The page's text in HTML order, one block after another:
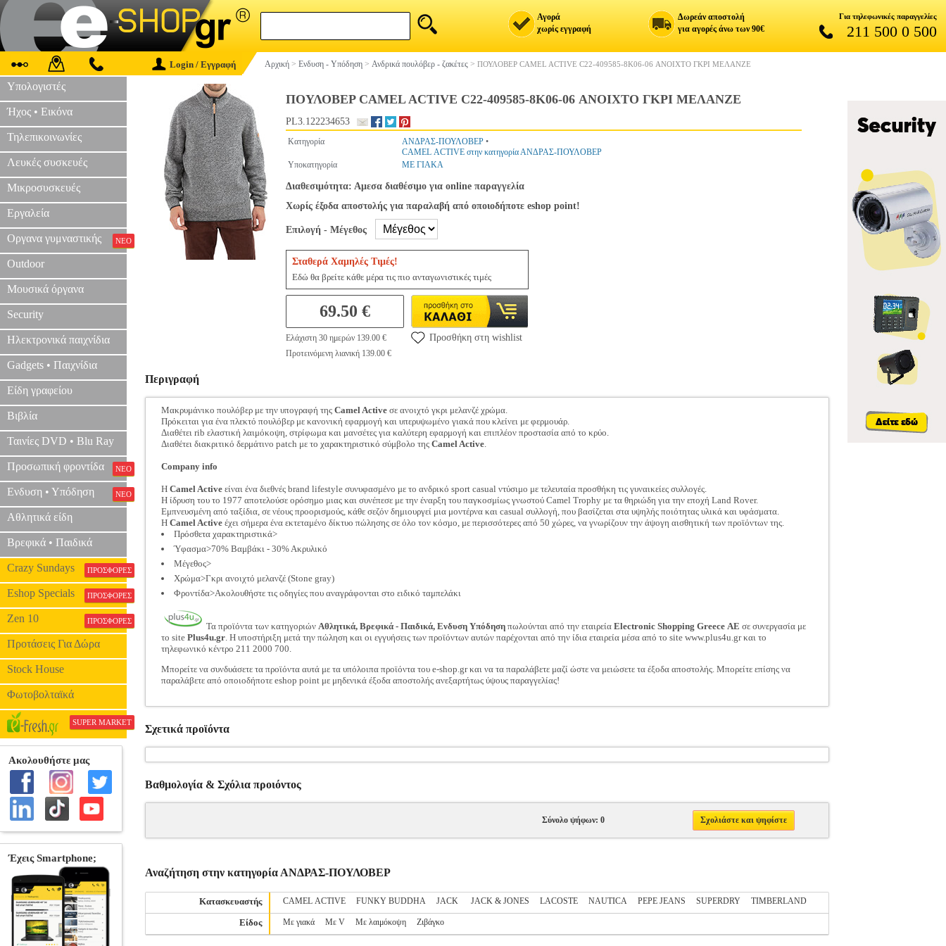
Αγορά
χωρίς εγγραφή
Δωρεάν αποστολή
για αγορές άνω των 90€
Για τηλεφωνικές παραγγελίες
211 500 0 500
Login / Εγγραφή Αρχική > Ενδυση - Υπόδηση > Ανδρικά πουλόβερ - ζακέτες > ΠΟΥΛΟΒΕΡ CAMEL ACTIVE C22-409585-8K06-06 ΑΝΟΙΧΤΟ ΓΚΡΙ ΜΕΛΑΝΖΕ
Υπολογιστές
Ήχος • Εικόνα
Τηλεπικοινωνίες
Λευκές συσκευές
Μικροσυσκευές
Εργαλεία
Οργανα γυμναστικής ΝΕΟ
Outdoor
Μουσικά όργανα
Security
Ηλεκτρονικά παιχνίδια
Gadgets • Παιχνίδια
Είδη γραφείου
Βιβλία
Ταινίες DVD • Blu Ray
Προσωπική φροντίδα ΝΕΟ
Ενδυση • Υπόδηση ΝΕΟ
Αθλητικά είδη
Βρεφικά • Παιδικά
Crazy Sundays ΠΡΟΣΦΟΡΕΣ
Eshop Specials ΠΡΟΣΦΟΡΕΣ
Zen 10 ΠΡΟΣΦΟΡΕΣ
Προτάσεις Για Δώρα
Stock House
Φωτοβολταϊκά
SUPER MARKET
ΠΟΥΛΟΒΕΡ CAMEL ACTIVE C22-409585-8K06-06 ΑΝΟΙΧΤΟ ΓΚΡΙ ΜΕΛΑΝΖΕ
PL3.122234653
Κατηγορία ΑΝΔΡΑΣ-ΠΟΥΛΟΒΕΡ •
CAMEL ACTIVE στην κατηγορία ΑΝΔΡΑΣ-ΠΟΥΛΟΒΕΡ
Υποκατηγορία
ΜΕ ΓΙΑΚΑ
Διαθεσιμότητα: Αμεσα διαθέσιμο για online παραγγελία
Χωρίς έξοδα αποστολής για παραλαβή από οποιοδήποτε eshop point!
Επιλογή - Μέγεθος
Σταθερά Χαμηλές Τιμές!
Εδώ θα βρείτε κάθε μέρα τις πιο ανταγωνιστικές τιμές
69.50 €
Ελάχιστη 30 ημερών 139.00 €
Προτεινόμενη λιανική 139.00 €
Προσθήκη στη wishlist
Περιγραφή
Μακρυμάνικο πουλόβερ με την υπογραφή της Camel Active σε ανοιχτό γκρι μελανζέ χρώμα.
Πρόκειται για ένα πλεκτό πουλόβερ με κανονική εφαρμογή και υπερυψωμένο γιακά που κλείνει με φερμουάρ.
Διαθέτει rib ελαστική λαιμόκοψη, στρίφωμα και μανσέτες για καλύτερη εφαρμογή και επιπλέον προστασία από το κρύο.
Διαθέτει διακριτικό δερμάτινο patch με το χαρακτηριστικό σύμβολο της Camel Active.
Company info
Η Camel Active είναι ένα διεθνές brand lifestyle συνυφασμένο με το ανδρικό sport casual ντύσιμο με τελευταία προσθήκη τις γυναικείες συλλογές.
Η ίδρυση του το 1977 αποτελούσε ορόσημο μιας και συνέπεσε με την έναρξη του παγκοσμίως γνωστού Camel Trophy με τα θηριώδη για την εποχή Land Rover.
Εμπνευσμένη από ταξίδια, σε νέους προορισμούς, κάθε σεζόν δημιουργεί μια μοντέρνα και casual συλλογή, που βασίζεται στα υψηλής ποιότητας υλικά και υφάσματα.
Η Camel Active έχει σήμερα ένα εκτεταμένο δίκτυο πώλησης σε όλο τον κόσμο, με περισσότερες από 50 χώρες, να γνωρίζουν την άψογη αισθητική των προϊόντων της.
Πρόσθετα χαρακτηριστικά>
Ύφασμα>70% Βαμβάκι - 30% Ακρυλικό
Μέγεθος>
Χρώμα>Γκρι ανοιχτό μελανζέ (Stone gray)
Φροντίδα>Ακολουθήστε τις οδηγίες που αναγράφονται στο ειδικό ταμπελάκι
Τα προϊόντα των κατηγοριών Αθλητικά, Βρεφικά - Παιδικά, Ενδυση Υπόδηση πωλούνται από την εταιρεία Electronic Shopping Greece ΑΕ σε συνεργασία με
το site Plus4u.gr. Η υποστήριξη μετά την πώληση και οι εγγυήσεις των προϊόντων αυτών παρέχονται από την ίδια εταιρεία μέσα από το site www.plus4u.gr και το
τηλεφωνικό κέντρο 211 2000 700.
Μπορείτε να συνδυάσετε τα προϊόντα αυτά με τα υπόλοιπα προϊόντα του e-shop.gr και να τα παραλάβετε μαζί ώστε να μειώσετε τα έξοδα αποστολής. Μπορείτε επίσης να
παραλάβετε από οποιοδήποτε eshop point με μηδενικά έξοδα αποστολής ανεξαρτήτως ύψους παραγγελίας!
Σχετικά προϊόντα
Βαθμολογία & Σχόλια προιόντος
Σύνολο ψήφων: 0 Σχολιάστε και ψηφίστε
Αναζήτηση στην κατηγορία ΑΝΔΡΑΣ-ΠΟΥΛΟΒΕΡ
Κατασκευαστής CAMEL ACTIVE FUNKY BUDDHA JACK JACK & JONES LACOSTE NAUTICA PEPE JEANS SUPERDRY TIMBERLAND
Είδος Με γιακά Με V Με λαιμόκοψη Ζιβάγκο